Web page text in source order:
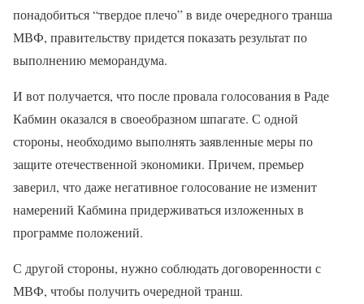
понадобиться “твердое плечо” в виде очередного транша
МВФ, правительству придется показать результат по
выполнению меморандума.
И вот получается, что после провала голосования в Раде
Кабмин оказался в своеобразном шпагате. С одной
стороны, необходимо выполнять заявленные меры по
защите отечественной экономики. Причем, премьер
заверил, что даже негативное голосование не изменит
намерений Кабмина придерживаться изложенных в
программе положений.
С другой стороны, нужно соблюдать договоренности с
МВФ, чтобы получить очередной транш.